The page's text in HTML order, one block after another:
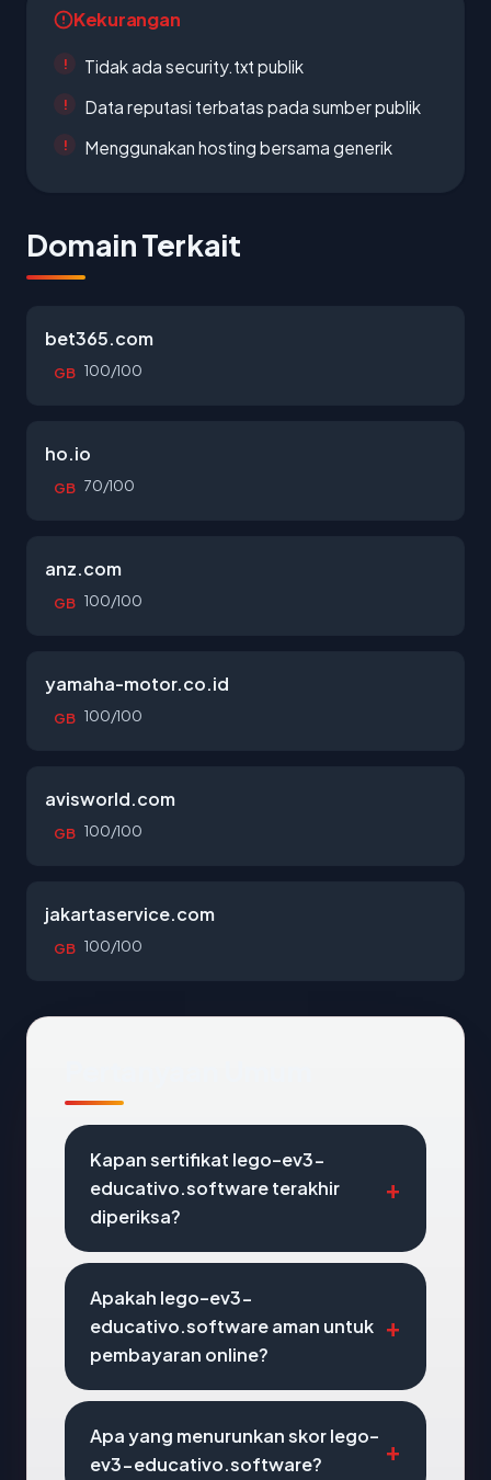
Kekurangan
Tidak ada security.txt publik
Data reputasi terbatas pada sumber publik
Menggunakan hosting bersama generik
Domain Terkait
bet365.com
GB 100/100
ho.io
GB 70/100
anz.com
GB 100/100
yamaha-motor.co.id
GB 100/100
avisworld.com
GB 100/100
jakartaservice.com
GB 100/100
Kapan sertifikat lego-ev3-
educativo.software terakhir
diperiksa?
Apakah lego-ev3-
educativo.software aman untuk
pembayaran online?
Apa yang menurunkan skor lego-
ev3-educativo.software?